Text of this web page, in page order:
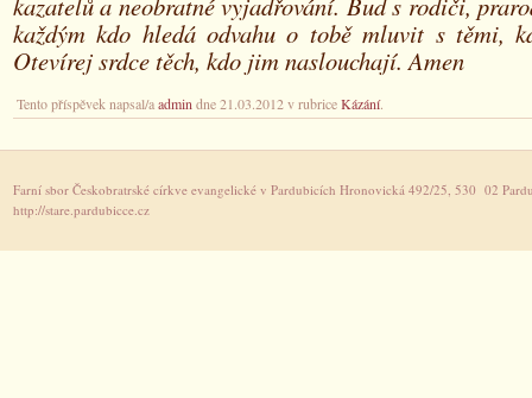
každým kdo hledá odvahu o tobě mluvit s těmi,
Otevírej srdce těch, kdo jim naslouchají. Amen
Tento příspěvek napsal/aadmin dne 21.03.2012 v rubriceKázání.
Farní sbor Českobratrské církve evangelické v Pardubicích Hronovická 492/25, 530 02
http://stare.pardubicce.cz